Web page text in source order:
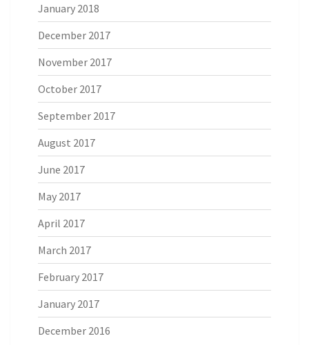
January 2018
December 2017
November 2017
October 2017
September 2017
August 2017
June 2017
May 2017
April 2017
March 2017
February 2017
January 2017
December 2016